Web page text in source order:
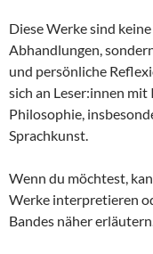
Diese Werke sind
Abhandlungen,
und persönliche
sich an Leser:innen
Philosophie,
Sprachkunst.
Wenn du möchtest,
Werke interpretieren
Bandes näher